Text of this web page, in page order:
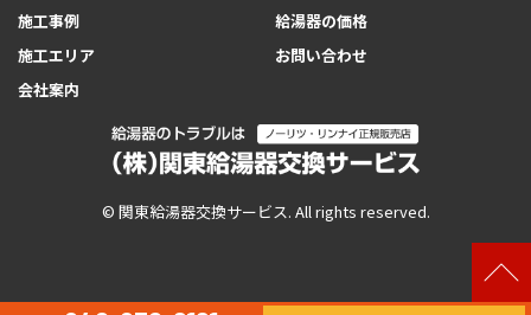
施工事例
給湯器の価格
施工エリア
お問い合わせ
会社案内
© 関東給湯器交換サービス. All rights reserved.